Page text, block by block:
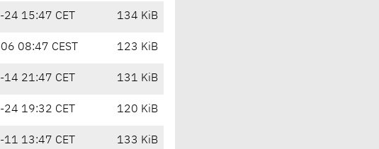
15:47 CET 134 KiB
08:47 CEST 123 KiB
21:47 CET 131 KiB
19:32 CET 120 KiB
13:47 CET 133 KiB